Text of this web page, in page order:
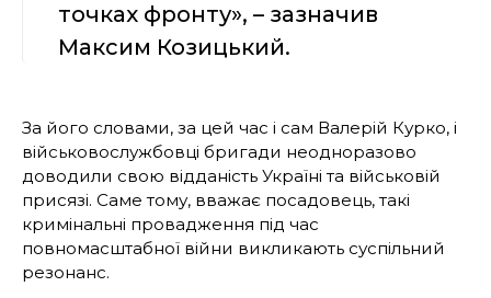
точках фронту», – зазначив
Максим Козицький.
За його словами, за цей час і сам Валерій Курко, і
військовослужбовці бригади неодноразово
доводили свою відданість Україні та військовій
присязі. Саме тому, вважає посадовець, такі
кримінальні провадження під час
повномасштабної війни викликають суспільний
резонанс.